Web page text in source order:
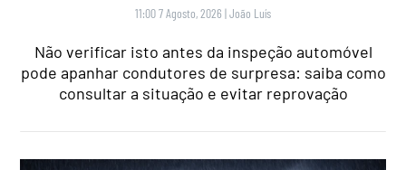
11:00 7 Agosto, 2026 |João Luís
Não verificar isto antes da inspeção automóvel
pode apanhar condutores de surpresa: saiba como
consultar a situação e evitar reprovação